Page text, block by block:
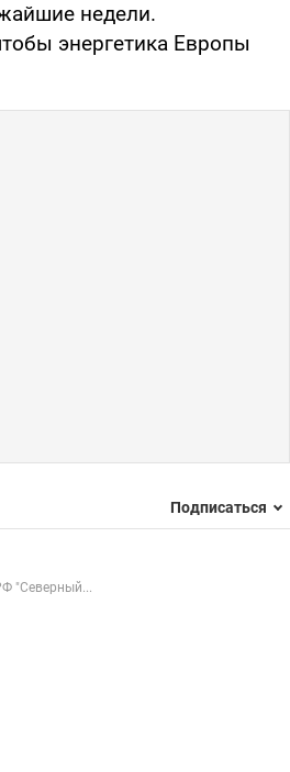
недели.
энергетика Европы
Подписаться
"Северный...